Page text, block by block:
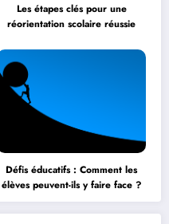
Les étapes clés pour une
réorientation scolaire réussie
Défis éducatifs : Comment les
élèves peuvent-ils y faire face ?